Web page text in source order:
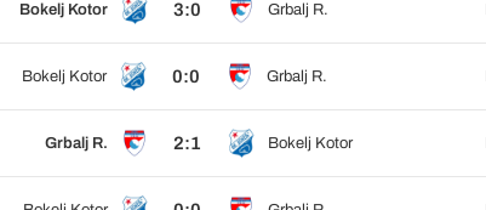
Bokelj Kotor 3:0 Grbalj R.
Bokelj Kotor 0:0 Grbalj R.
Grbalj R. 2:1 Bokelj Kotor